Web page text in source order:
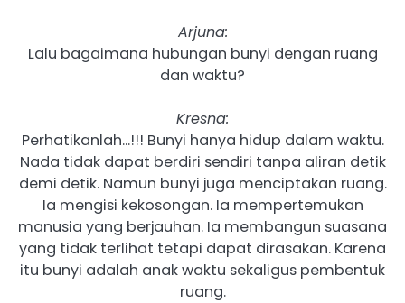
Arjuna:
Lalu bagaimana hubungan bunyi dengan ruang
dan waktu?
Kresna:
Perhatikanlah…!!! Bunyi hanya hidup dalam waktu.
Nada tidak dapat berdiri sendiri tanpa aliran detik
demi detik. Namun bunyi juga menciptakan ruang.
Ia mengisi kekosongan. Ia mempertemukan
manusia yang berjauhan. Ia membangun suasana
yang tidak terlihat tetapi dapat dirasakan. Karena
itu bunyi adalah anak waktu sekaligus pembentuk
ruang.